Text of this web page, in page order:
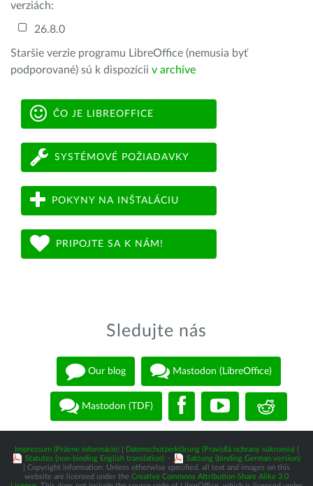
verziách:
26.8.0
Staršie verzie programu LibreOffice (nemusia byť
podporované) sú k dispozícii v archíve
ČO JE LIBREOFFICE
SYSTÉMOVÉ POŽIADAVKY
POKYNY NA INŠTALÁCIU
PRIPOJTE SA K NÁM!
Sledujte nás
Our blog Mastodon (LibreOffice)
Mastodon (TDF)
Impressum (Právne informácie)| Datenschutzerklärung (Pravidlá ochrany súkromia)|
Statutes (non-binding English translation) -
Satzung (binding German version)
| Copyright information: Unless otherwise specified, all text and images on this
website are licensed under the Creative Commons Attribution-Share Alike 3.0